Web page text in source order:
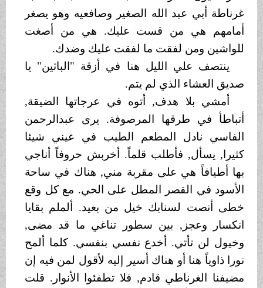
غرناطة أبي عبد الله الصغير وصافعيه وهو يصغر
أمامهم هي من قست عليك. هي من أصغت
للواشين ومن لفقت ما لفقت عليك وضدك.
ينتصف علي الليل هنا في أزقة "الباثين" يا
صديق العشاء الذي لم يتم.
أمشي بلا هدف, أتوه في عرجاتها الضيقة,
أتباطأ في طرقها المرصوفة. يرى عبدالرحمن
الفاسي نادل المطعم الطيب في عيني شيئا
كثيرا, يسأل, فأطلب قلماً. أخربش حروفاً أناجي
بها أطيافاً هي على مقربة مني, هناك في ساحة
الأسود في القصر المطل على الحي. مع كل وقع
خطى أنصت لسنابك خيل من بعيد. ألملم بقايا
انكسار وعجز, بين سطور تناغي ما قد مضى,
وخيول لن تأتي. أخدع نفسي بنفسي. كلما ألمح
نورا ذاوياً هنا أو هناك أسير إليه لأقول لمن فيه إن
مضيفنا الغرناطي قادم, فلا تطفئوا الأنوار. قلت